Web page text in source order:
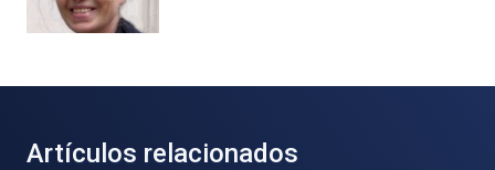
Artículos relacionados